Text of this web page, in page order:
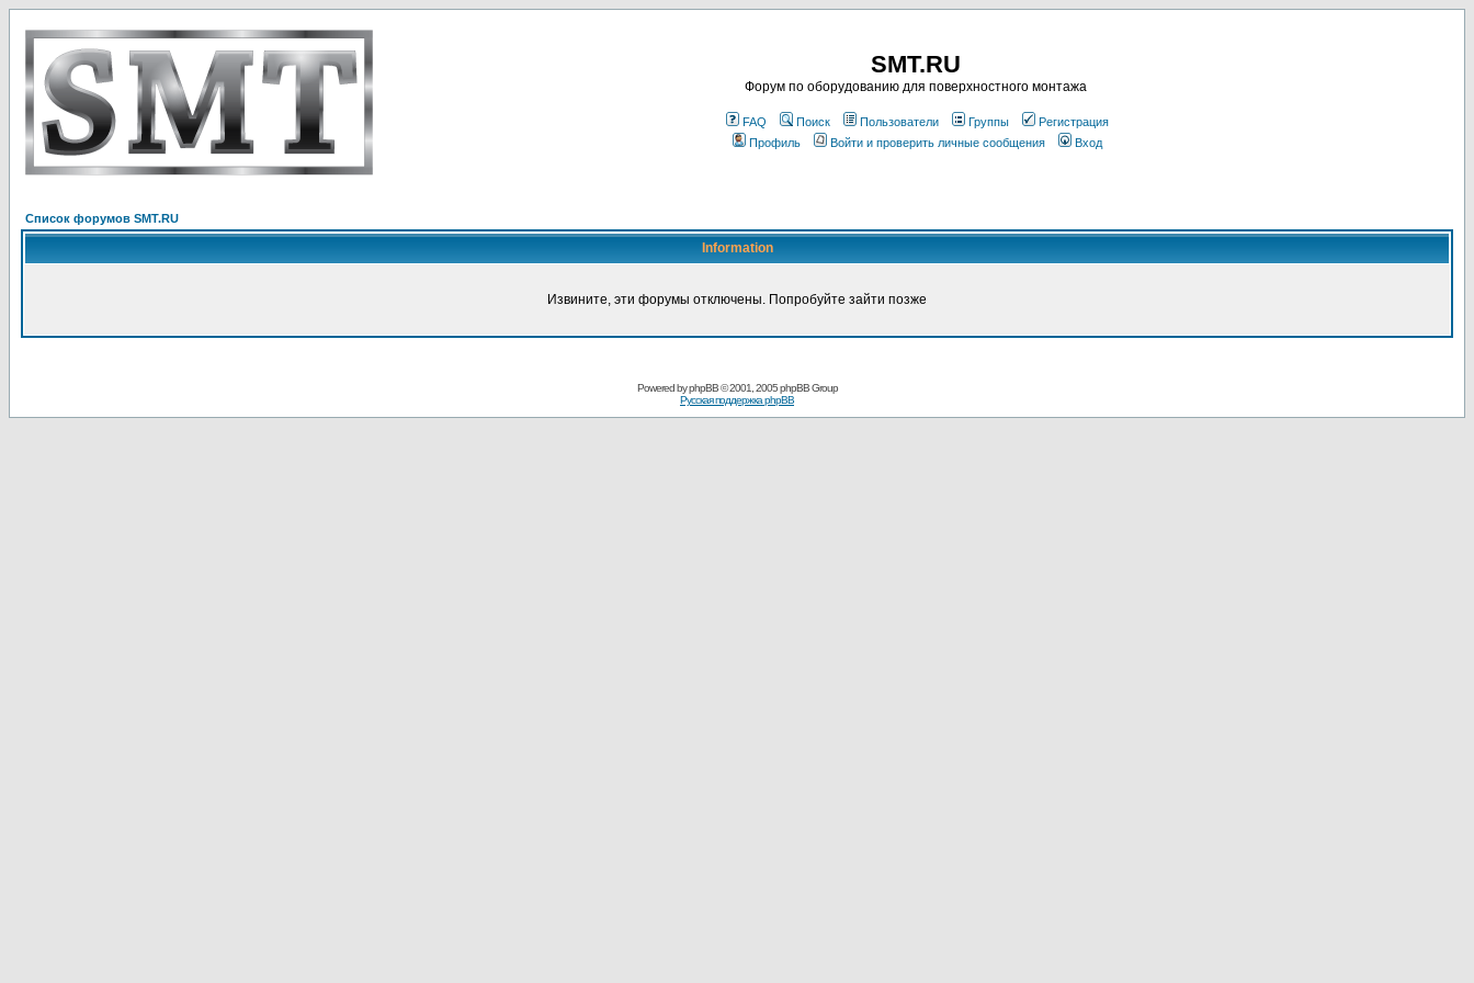
SMT.RU
Форум по оборудованию для поверхностного монтажа
FAQ Поиск Пользователи Группы
Регистрация
Профиль
Войти и проверить личные сообщения Вход
Список форумов SMT.RU
Information
Извините, эти форумы отключены. Попробуйте зайти позже
Powered byphpBB© 2001, 2005 phpBB Group
Русская поддержка phpBB